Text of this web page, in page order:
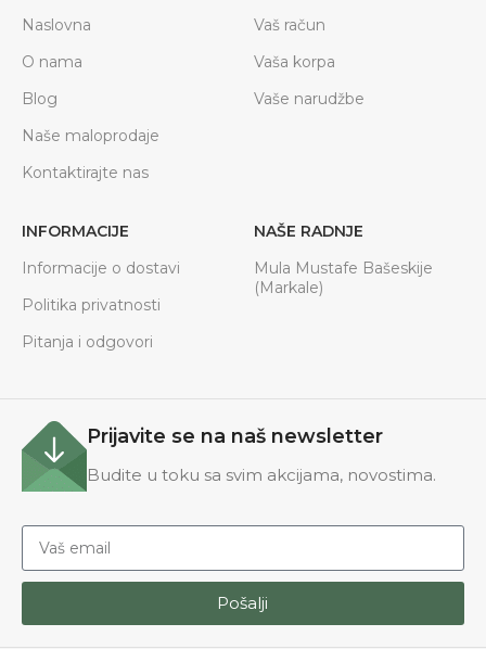
Naslovna
O nama
Blog
Naše maloprodaje
Kontaktirajte nas
Vaš račun
Vaša korpa
Vaše narudžbe
INFORMACIJE
Informacije o dostavi
Politika privatnosti
Pitanja i odgovori
NAŠE RADNJE
Mula Mustafe Bašeskije
(Markale)
Prijavite se na naš newsletter
Budite u toku sa svim akcijama, novostima.
Pošalji